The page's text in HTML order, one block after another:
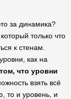
за динамика?
только что
к стенам.
как на
что уровни
взять всё
то и уровень, и